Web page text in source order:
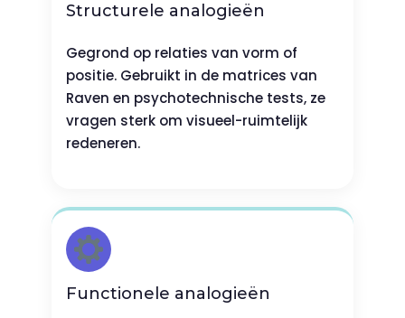
Structurele analogieën
Gegrond op relaties van vorm of
positie. Gebruikt in de matrices van
Raven en psychotechnische tests, ze
vragen sterk om visueel-ruimtelijk
redeneren.
Functionele analogieën